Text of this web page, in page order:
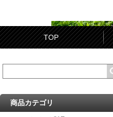
TOP
商品カテゴリ